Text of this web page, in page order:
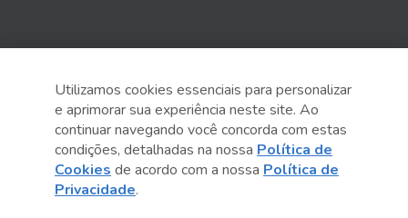
Serviço Social do Comércio
Administração Regional no Estado de São Paulo
Sesc São Paulo por aí:
Utilizamos cookies essenciais para personalizar
e aprimorar sua experiência neste site. Ao
continuar navegando você concorda com estas
condições, detalhadas na nossa Política de
Cookies de acordo com a nossa Política de
Privacidade.